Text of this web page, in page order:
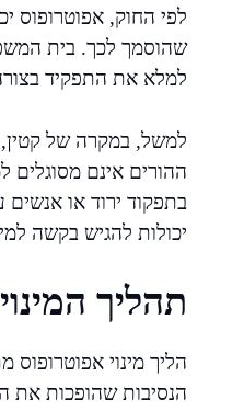
לפי החוק, אפוטרופוס
שהוסמך לכך. בית
למלא את התפקיד
למשל, במקרה של
ההורים אינם
בתפקוד ירוד או אנשים
יכולות להגיש בקשה
תהליך
הליך מינוי
הנסיבות שהופכות את